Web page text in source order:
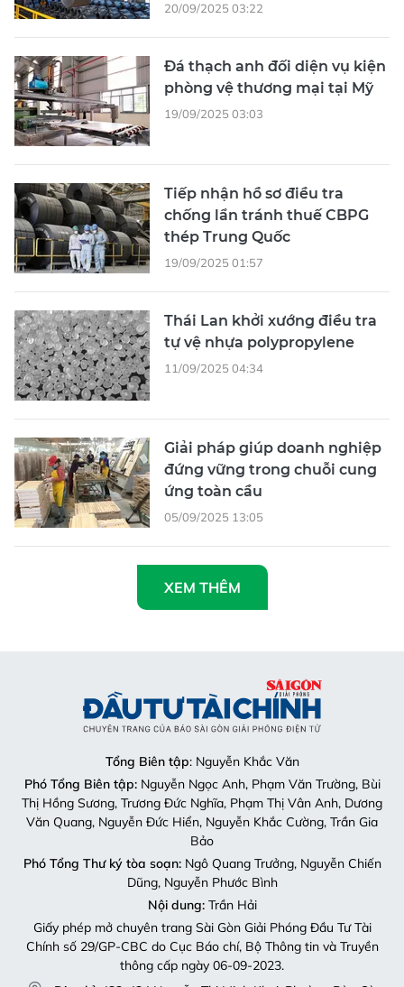
20/09/2025 03:22
Đá thạch anh đối diện vụ kiện
phòng vệ thương mại tại Mỹ
19/09/2025 03:03
Tiếp nhận hồ sơ điều tra
chống lẩn tránh thuế CBPG
thép Trung Quốc
19/09/2025 01:57
Thái Lan khởi xướng điều tra
tự vệ nhựa polypropylene
11/09/2025 04:34
Giải pháp giúp doanh nghiệp
đứng vững trong chuỗi cung
ứng toàn cầu
05/09/2025 13:05
XEM THÊM
Tổng Biên tập: Nguyễn Khắc Văn
Phó Tổng Biên tập:Nguyễn Ngọc Anh, Phạm Văn Trường, Bùi
Thị Hồng Sương, Trương Đức Nghĩa, Phạm Thị Vân Anh, Dương
Văn Quang, Nguyễn Đức Hiển, Nguyễn Khắc Cường, Trần Gia
Bảo
Phó Tổng Thư ký tòa soạn:Ngô Quang Trưởng, Nguyễn Chiến
Dũng, Nguyễn Phước Bình
Nội dung:Trần Hải
Giấy phép mở chuyên trang Sài Gòn Giải Phóng Đầu Tư Tài
Chính số 29/GP-CBC do Cục Báo chí, Bộ Thông tin và Truyền
thông cấp ngày 06-09-2023.